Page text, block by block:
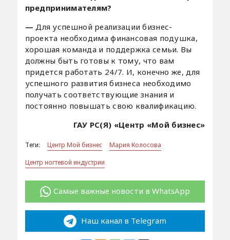
предпринимателям?
—Для успешной реализации бизнес-
проекта необходима финансовая подушка,
хорошая команда и поддержка семьи. Вы
должны быть готовы к тому, что вам
придется работать 24/7. И, конечно же, для
успешного развития бизнеса необходимо
получать соответствующие знания и
постоянно повышать свою квалификацию.
ГАУ РС(Я) «Центр «Мой бизнес»
Теги: Центр Мой бизнес
Мария Колосова
Центр ногтевой индустрии
Самые важные новости в WhatsApp
Наш канал в Telegram